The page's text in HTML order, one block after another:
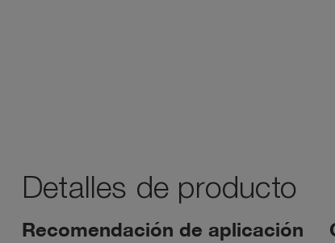
Detalles de producto
Recomendación de aplicación